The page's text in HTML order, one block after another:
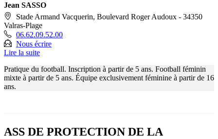
Jean SASSO
Stade Armand Vacquerin, Boulevard Roger Audoux - 34350
Valras-Plage
06.62.09.52.00
Nous écrire
Lire la suite
Pratique du football. Inscription à partir de 5 ans. Football féminin
mixte à partir de 5 ans. Équipe exclusivement féminine à partir de 16
ans.
ASS DE PROTECTION DE LA